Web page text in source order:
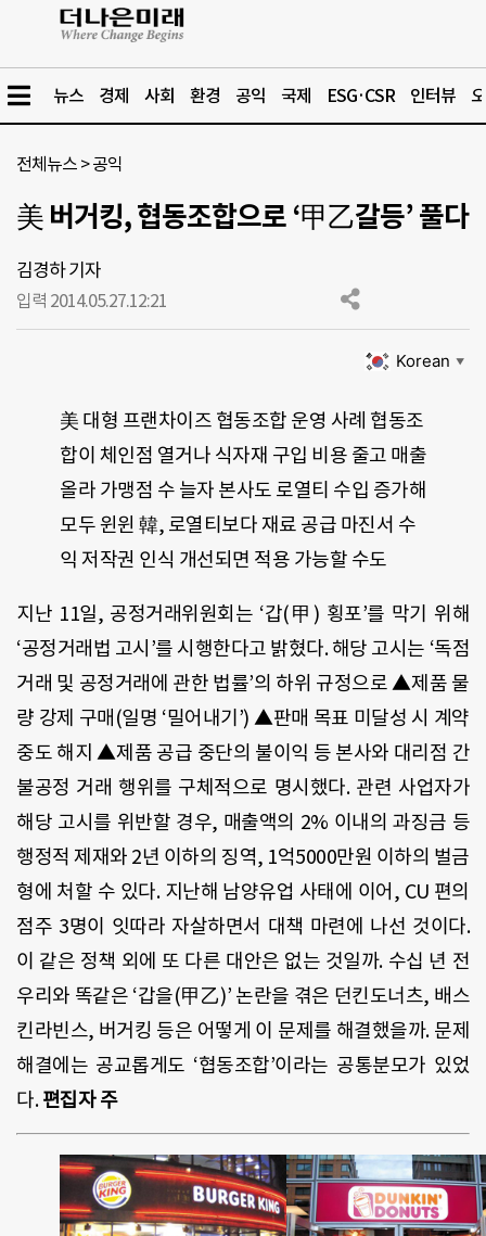
뉴스 경제 사회 환경 공익 국제 ESG·CSR 인터뷰
전체뉴스 >공익
美 버거킹, 협동조합으로 ‘甲乙갈등’ 풀다
김경하 기자
입력 2014.05.27.12:21
Korean ▼
美 대형 프랜차이즈 협동조합 운영 사례 협동조
합이 체인점 열거나 식자재 구입 비용 줄고 매출
올라 가맹점 수 늘자 본사도 로열티 수입 증가해
모두 윈윈 韓, 로열티보다 재료 공급 마진서 수
익 저작권 인식 개선되면 적용 가능할 수도
지난 11일, 공정거래위원회는 ‘갑(甲) 횡포’를 막기 위해
‘공정거래법 고시’를 시행한다고 밝혔다. 해당 고시는 ‘독점
거래 및 공정거래에 관한 법률’의 하위 규정으로 ▲제품 물
량 강제 구매(일명 ‘밀어내기’) ▲판매 목표 미달성 시 계약
중도 해지 ▲제품 공급 중단의 불이익 등 본사와 대리점 간
불공정 거래 행위를 구체적으로 명시했다. 관련 사업자가
해당 고시를 위반할 경우, 매출액의 2% 이내의 과징금 등
행정적 제재와 2년 이하의 징역, 1억5000만원 이하의 벌금
형에 처할 수 있다. 지난해 남양유업 사태에 이어, CU 편의
점주 3명이 잇따라 자살하면서 대책 마련에 나선 것이다.
이 같은 정책 외에 또 다른 대안은 없는 것일까. 수십 년 전
우리와 똑같은 ‘갑을(甲乙)’ 논란을 겪은 던킨도너츠, 배스
킨라빈스, 버거킹 등은 어떻게 이 문제를 해결했을까. 문제
해결에는 공교롭게도 ‘협동조합’이라는 공통분모가 있었
다.편집자 주